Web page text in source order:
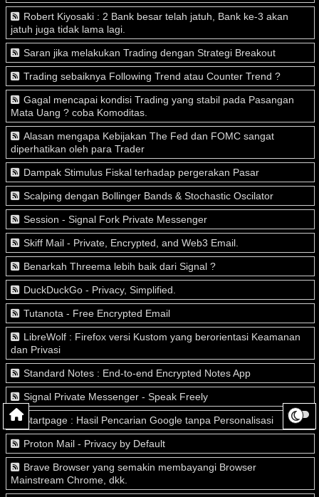
Robert Kiyosaki : 2 Bank besar telah jatuh, Bank ke-3 akan
jatuh juga tidak lama lagi.
Saran jika melakukan Trading dengan Strategi Breakout
Trading sebaiknya Following Trend atau Counter Trend ?
Gagal mencapai kondisi Trading yang stabil pada Pasangan
Mata Uang ? coba Komoditas.
Alasan mengapa Kebijakan The Fed dan FOMC sangat
diperhatikan oleh para Trader
Dampak Stimulus Fiskal terhadap pergerakan Pasar
Scalping dengan Bollinger Bands & Stochastic Oscilator
Session - Signal Fork Private Messenger
Skiff Mail - Private, Encrypted, and Web3 Email.
Benarkah Threema lebih baik dari Signal ?
DuckDuckGo - Privacy, Simplified.
Tutanota - Free Encrypted Email
LibreWolf : Firefox versi Kustom yang berorientasi Keamanan
dan Privasi
Standard Notes : End-to-end Encrypted Notes App
Signal Private Messenger - Speak Freely
Startpage : Hasil Pencarian Google tanpa Personalisasi
Proton Mail - Privacy by Default
Brave Browser yang semakin membayangi Browser
Mainstream Chrome, dkk.